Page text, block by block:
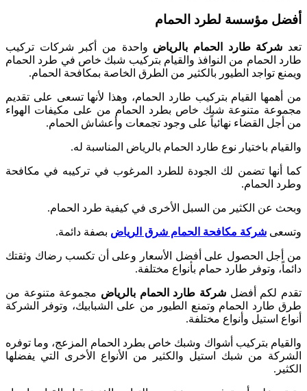
أفضل مؤسسة لطرد الحمام
تعد شركة طارد الحمام بالرياض واحدة من أكبر شركات تركيب
طارد الحمام من النوافذ والقيام بتركيب شبك خاص في طرد الحمام
ويمنع تواجد الطيور بالكثير من الطرق الخاصة بمكافحة الحمام.
من أهمها القيام بتركيب طارد الحمام، وهذا لأنها تسعى على تقديم
مجموعة متنوعة شبك خاص بطرد الحمام من على مكيفات الهواء
من أجل القضاء نهائياً على وجود تجمعات وأعشاش الحمام.
والقيام باختيار نوع طارد الحمام بالرياض المناسبة له.
كما أنها تضمن لك الجودة للطرد المرغوب في تركيبه في مكافحة
وطرد الحمام.
وبحث عن الكثير من السبل الأخرى في كيفية طرد الحمام.
وتسعى شركة مكافحة الحمام شرق الرياض بصفة دائمة.
من أجل الحصول على أفضل الأسعار وعلى أن تكسب رضاك وثقتك
دائماً، وتوفر طارد حمام بأنواع مختلفة.
تقدم لكم أفضل شركة طارد الحمام بالرياض مجموعة متنوعة من
طرق طارد الحمام وتمنع الطيور من على الشبابيك، وتوفر الشركة
أنواع استيل وأنواع مختلفة.
والقيام بتركيب أشواك وشبك خاص بطرد الحمام المزعج، وما توفره
الشركة من شبك استيل والكثير من الأنواع الأخرى التي يفضلها
الكثير.